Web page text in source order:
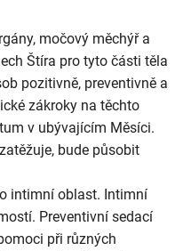
močový měchýř a
Štíra pro tyto části těla
pozitivně, preventivně a
zákroky na těchto
v ubývajícím Měsíci.
bude působit
intimní oblast. Intimní
Preventivní sedací
při různých